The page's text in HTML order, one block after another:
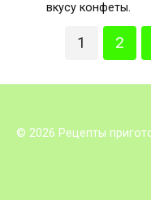
вкусу конфеты.
1 2
© 2026 Рецепты